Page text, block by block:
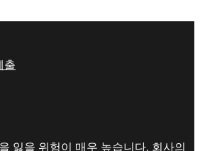
출
잃을 위험이 매우 높습니다. 회사의